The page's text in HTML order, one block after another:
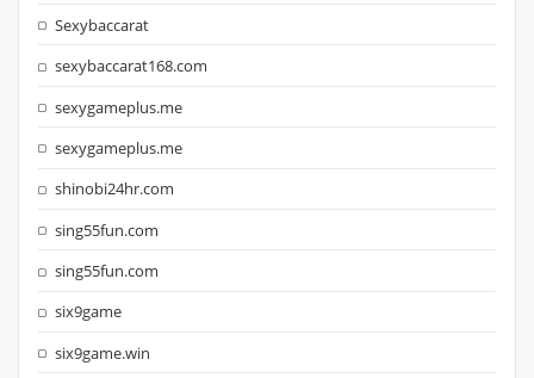
Sexybaccarat
sexybaccarat168.com
sexygameplus.me
sexygameplus.me
shinobi24hr.com
sing55fun.com
sing55fun.com
six9game
six9game.win